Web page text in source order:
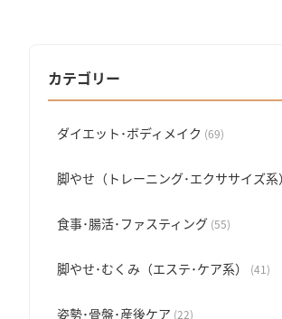
カテゴリー
ダイエット･ボディメイク (69)
脚やせ（トレーニング･エクササイズ系
食事･腸活･ファスティング (55)
脚やせ･むくみ（エステ･ケア系） (41)
姿勢･骨盤･産後ケア (22)